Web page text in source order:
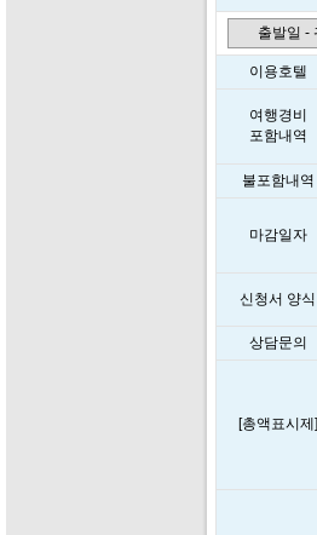
출발일 -
이용호텔
여행경비
포함내역
불포함내역
마감일자
신청서 양식
상담문의
[총액표시제]